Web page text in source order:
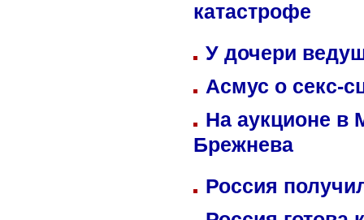
катастрофе
У дочери
Асмус о секс-
На аукционе в
Брежнева
Россия